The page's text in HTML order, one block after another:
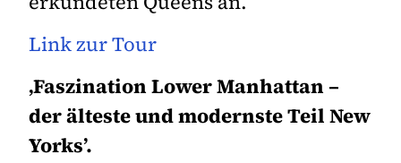
Link zur Tour
‚Faszination Lower Manhattan –
der älteste und modernste Teil New
Yorks’.